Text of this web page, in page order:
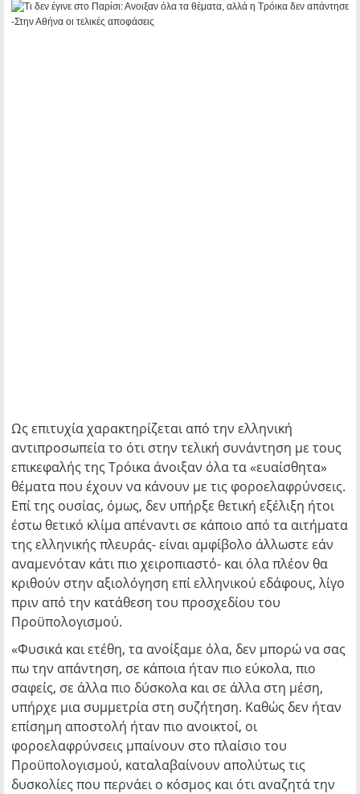
Ως επιτυχία χαρακτηρίζεται από την ελληνική
αντιπροσωπεία το ότι στην τελική συνάντηση με τους
επικεφαλής της Τρόικα άνοιξαν όλα τα «ευαίσθητα»
θέματα που έχουν να κάνουν με τις φοροελαφρύνσεις.
Επί της ουσίας, όμως, δεν υπήρξε θετική εξέλιξη ήτοι
έστω θετικό κλίμα απέναντι σε κάποιο από τα αιτήματα
της ελληνικής πλευράς- είναι αμφίβολο άλλωστε εάν
αναμενόταν κάτι πιο χειροπιαστό- και όλα πλέον θα
κριθούν στην αξιολόγηση επί ελληνικού εδάφους, λίγο
πριν από την κατάθεση του προσχεδίου του
Προϋπολογισμού.
«Φυσικά και ετέθη, τα ανοίξαμε όλα, δεν μπορώ να σας
πω την απάντηση, σε κάποια ήταν πιο εύκολα, πιο
σαφείς, σε άλλα πιο δύσκολα και σε άλλα στη μέση,
υπήρχε μια συμμετρία στη συζήτηση. Καθώς δεν ήταν
επίσημη αποστολή ήταν πιο ανοικτοί, οι
φοροελαφρύνσεις μπαίνουν στο πλαίσιο του
Προϋπολογισμού, καταλαβαίνουν απολύτως τις
δυσκολίες που περνάει ο κόσμος και ότι αναζητά την